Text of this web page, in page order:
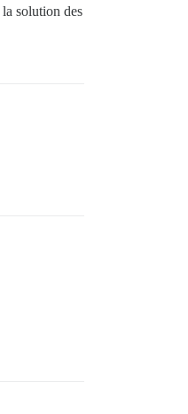
solution des